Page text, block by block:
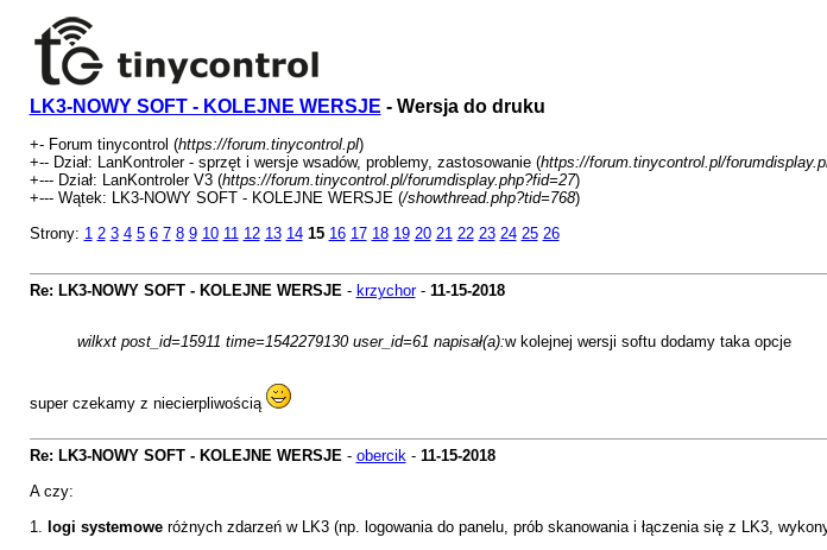
LK3-NOWY SOFT - KOLEJNE WERSJE - Wersja do druku
+- Forum tinycontrol (https://forum.tinycontrol.pl)
+-- Dział: LanKontroler - sprzęt i wersje wsadów, problemy, zastosowanie (https://forum.tinycontrol.pl/
+--- Dział: LanKontroler V3 (https://forum.tinycontrol.pl/forumdisplay.php?fid=27)
+--- Wątek: LK3-NOWY SOFT - KOLEJNE WERSJE (/showthread.php?tid=768)
Strony: 1 2 3 4 5 6 7 8 9 10 11 12 13 14 15 16 17 18 19 20 21 22 23 24 25 26
Re: LK3-NOWY SOFT - KOLEJNE WERSJE- krzychor- 11-15-2018
wilkxt post_id=15911 time=1542279130 user_id=61 napisał(a):w kolejnej wersji softu dodamy taka opcje
super czekamy z niecierpliwością
Re: LK3-NOWY SOFT - KOLEJNE WERSJE- obercik- 11-15-2018
A czy:
1. logi systemoweróżnych zdarzeń w LK3 (np. logowania do panelu, prób skanowania i łączenia się z LK3,